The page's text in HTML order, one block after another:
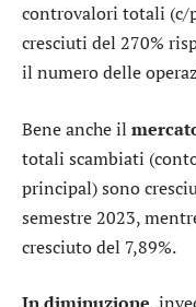
controvalori totali (c/
cresciuti del 270%
il numero delle
Bene anche il
totali scambiati
principal) sono
semestre 2023,
cresciuto del 7,89%.